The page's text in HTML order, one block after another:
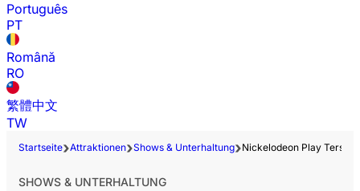
Português
PT
Română
RO
繁體中文
TW
Startseite Attraktionen Shows & Unterhaltung Nickelodeon Play
SHOWS & UNTERHALTUNG